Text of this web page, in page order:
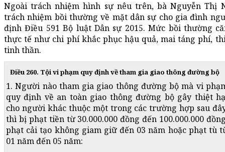
Ngoài trách nhiệm hình sự nêu trên, bà Nguyễn Thị
trách nhiệm bồi thường về mặt dân sự cho gia đình
định Điều 591 Bộ luật Dân sự 2015. Mức bồi thường
thực tế như chi phí khắc phục hậu quả, mai táng phí,
tinh thần.
Điều 260. Tội vi phạm quy định về tham gia giao thông đường bộ
1. Người nào tham gia giao thông đường bộ mà vi
quy định về an toàn giao thông đường bộ gây thiệt
cho người khác thuộc một trong các trường hợp sau
thì bị phạt tiền từ 30.000.000 đồng đến 100.000.000
phạt cải tạo không giam giữ đến 03 năm hoặc phạt tù
01 năm đến 05 năm: